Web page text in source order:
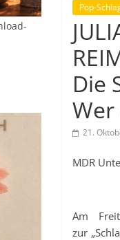
Pop-
Die
21.
MDR
Am
zur